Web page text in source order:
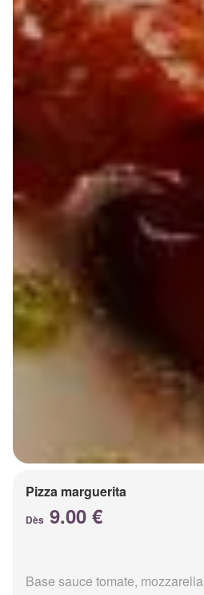
Pizza marguerita
Dès 9.00 €
Base sauce tomate, mozzarella